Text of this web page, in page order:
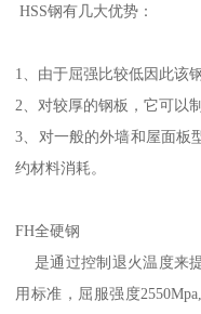
HSS钢有几大优势：
1、由于屈强比较低因此该
2、对较厚的钢板，它可以
3、对一般的外墙和屋面板
约材料消耗。
FH全硬钢
是通过控制退火温度来
用标准，屈服强度